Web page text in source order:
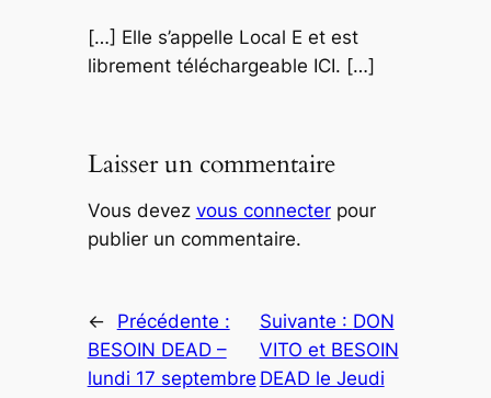
[…] Elle s’appelle Local E et est
librement téléchargeable ICI. […]
Laisser un commentaire
Vous devez vous connecterpour
publier un commentaire.
←
Précédente :
BESOIN DEAD –
lundi 17 septembre
Suivante : DON
VITO et BESOIN
DEAD le Jeudi